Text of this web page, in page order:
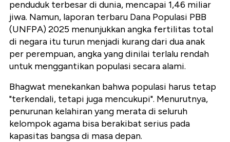
penduduk terbesar di dunia, mencapai 1,46 miliar
jiwa. Namun, laporan terbaru Dana Populasi PBB
(UNFPA) 2025 menunjukkan angka fertilitas total
di negara itu turun menjadi kurang dari dua anak
per perempuan, angka yang dinilai terlalu rendah
untuk menggantikan populasi secara alami.
Bhagwat menekankan bahwa populasi harus tetap
"terkendali, tetapi juga mencukupi". Menurutnya,
penurunan kelahiran yang merata di seluruh
kelompok agama bisa berakibat serius pada
kapasitas bangsa di masa depan.